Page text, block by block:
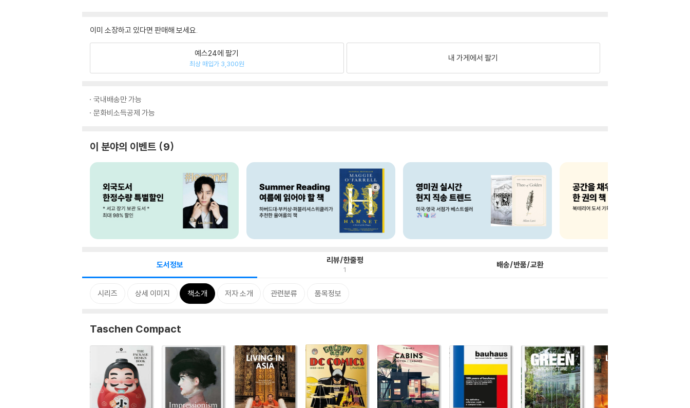
이미 소장하고 있다면 판매해 보세요.
예스24에 팔기
최상 매입가 3,300원
내 가게에서 팔기
국내배송만 가능
문화비소득공제 가능
이 분야의 이벤트 9
도서정보 리뷰/한줄평
1 배송/반품/교환
시리즈 상세 이미지 책소개 저자 소개 관련분류 품목정보
Taschen Compact